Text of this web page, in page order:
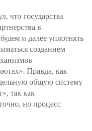
что государства
в
и далее уплотнять
созданием
Правда, как
общую систему
так как
но процесс